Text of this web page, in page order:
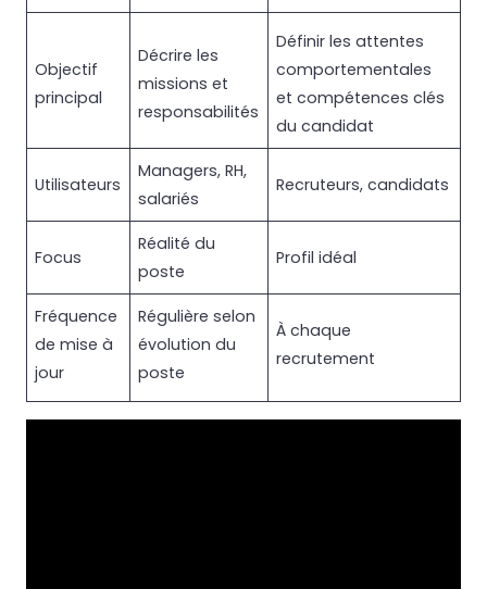
Objectif
principal
Décrire les
missions et
responsabilités
Définir les attentes
comportementales
et compétences clés
du candidat
Utilisateurs
Managers, RH,
salariés
Recruteurs, candidats
Focus
Réalité du
poste
Profil idéal
Fréquence
de mise à
jour
Régulière selon
évolution du
poste
À chaque
recrutement